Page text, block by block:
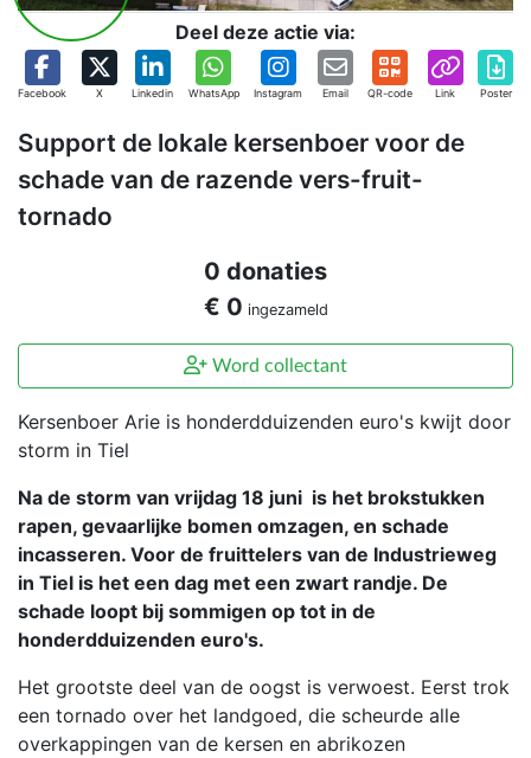
Deel deze actie via:
Facebook X Linkedin WhatsApp Instagram Email QR-code Link Poster
Support de lokale kersenboer voor de
schade van de razende vers-fruit-
tornado
0 donaties
€ 0 ingezameld
Word collectant
Kersenboer Arie is honderdduizenden euro's kwijt door
storm in Tiel
Na de storm van vrijdag 18 juni is het brokstukken
rapen, gevaarlijke bomen omzagen, en schade
incasseren. Voor de fruittelers van de Industrieweg
in Tiel is het een dag met een zwart randje. De
schade loopt bij sommigen op tot in de
honderdduizenden euro's.
Het grootste deel van de oogst is verwoest. Eerst trok
een tornado over het landgoed, die scheurde alle
overkappingen van de kersen en abrikozen